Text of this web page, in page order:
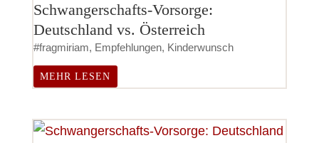
Schwangerschafts-Vorsorge:
Deutschland vs. Österreich
#fragmiriam, Empfehlungen, Kinderwunsch
MEHR LESEN